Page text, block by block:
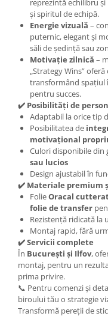
reprezintă echilibru
și spiritul de echipă.
Energie vizuală –
puternic, elegant și
săli de ședință sau
Motivație zilnică –
„Strategy Wins”
transformând spațiul
pentru succes.
✔️ Posibilități de
Adaptabil la orice tip
Posibilitatea de
motivațional
Culori disponibile din
sau lucios
Design ajustabil în
✔️ Materiale premium
FolieOracal
folie de transfer
Rezistență ridicată la
Montaj rapid, fără
✔️ Servicii complete
În București și Ilfov,
montaj, pentru un
prima privire.
📞 Pentru comenzi și
biroului tău o strategie
Transformă pereții de